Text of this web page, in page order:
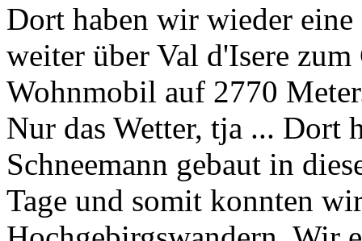
Dort haben wir wieder
weiter über Val d'Isere
Wohnmobil auf 2770
Nur das Wetter, tja ... Dort
Schneemann gebaut in
Tage und somit konnten